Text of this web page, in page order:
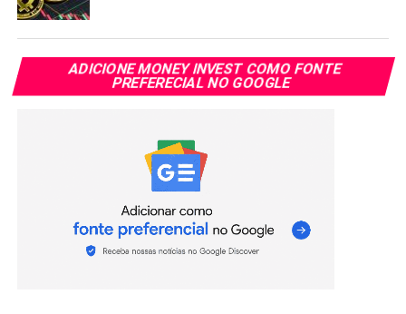
Foto de Kanchanara / Unsplash
No momento da redação, o Dogecoin está cotado a
$0,08073. Isso representa uma queda impressionante de
ADICIONE MONEY INVEST COMO FONTE
PREFERECIAL NO GOOGLE